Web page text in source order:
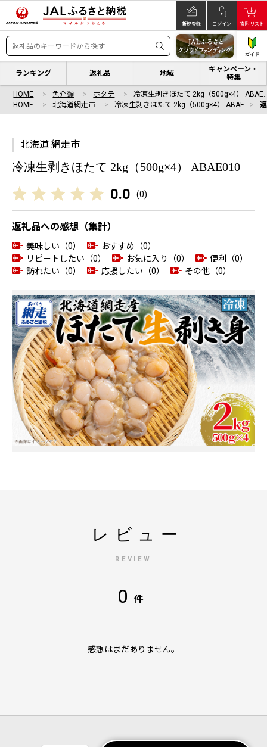
新規登録 ログイン 寄附リスト
ガイド
ランキング 返礼品 地域
キャンペーン・
特集
HOME 魚介類 ホタテ
冷凍生剥きほたて 2kg（500g×4）
HOME
北海道網走市 冷凍生剥きほたて 2kg（500g×4） ABAE…
北海道 網走市
冷凍生剥きほたて 2kg（500g×4） ABAE010
0.0 (0)
返礼品への感想（集計）
美味しい（0）
おすすめ（0）
リピートしたい（0）
お気に入り（0）
便利（0）
訪れたい（0）
応援したい（0） その他（0）
レビュー
REVIEW
0 件
感想はまだありません。